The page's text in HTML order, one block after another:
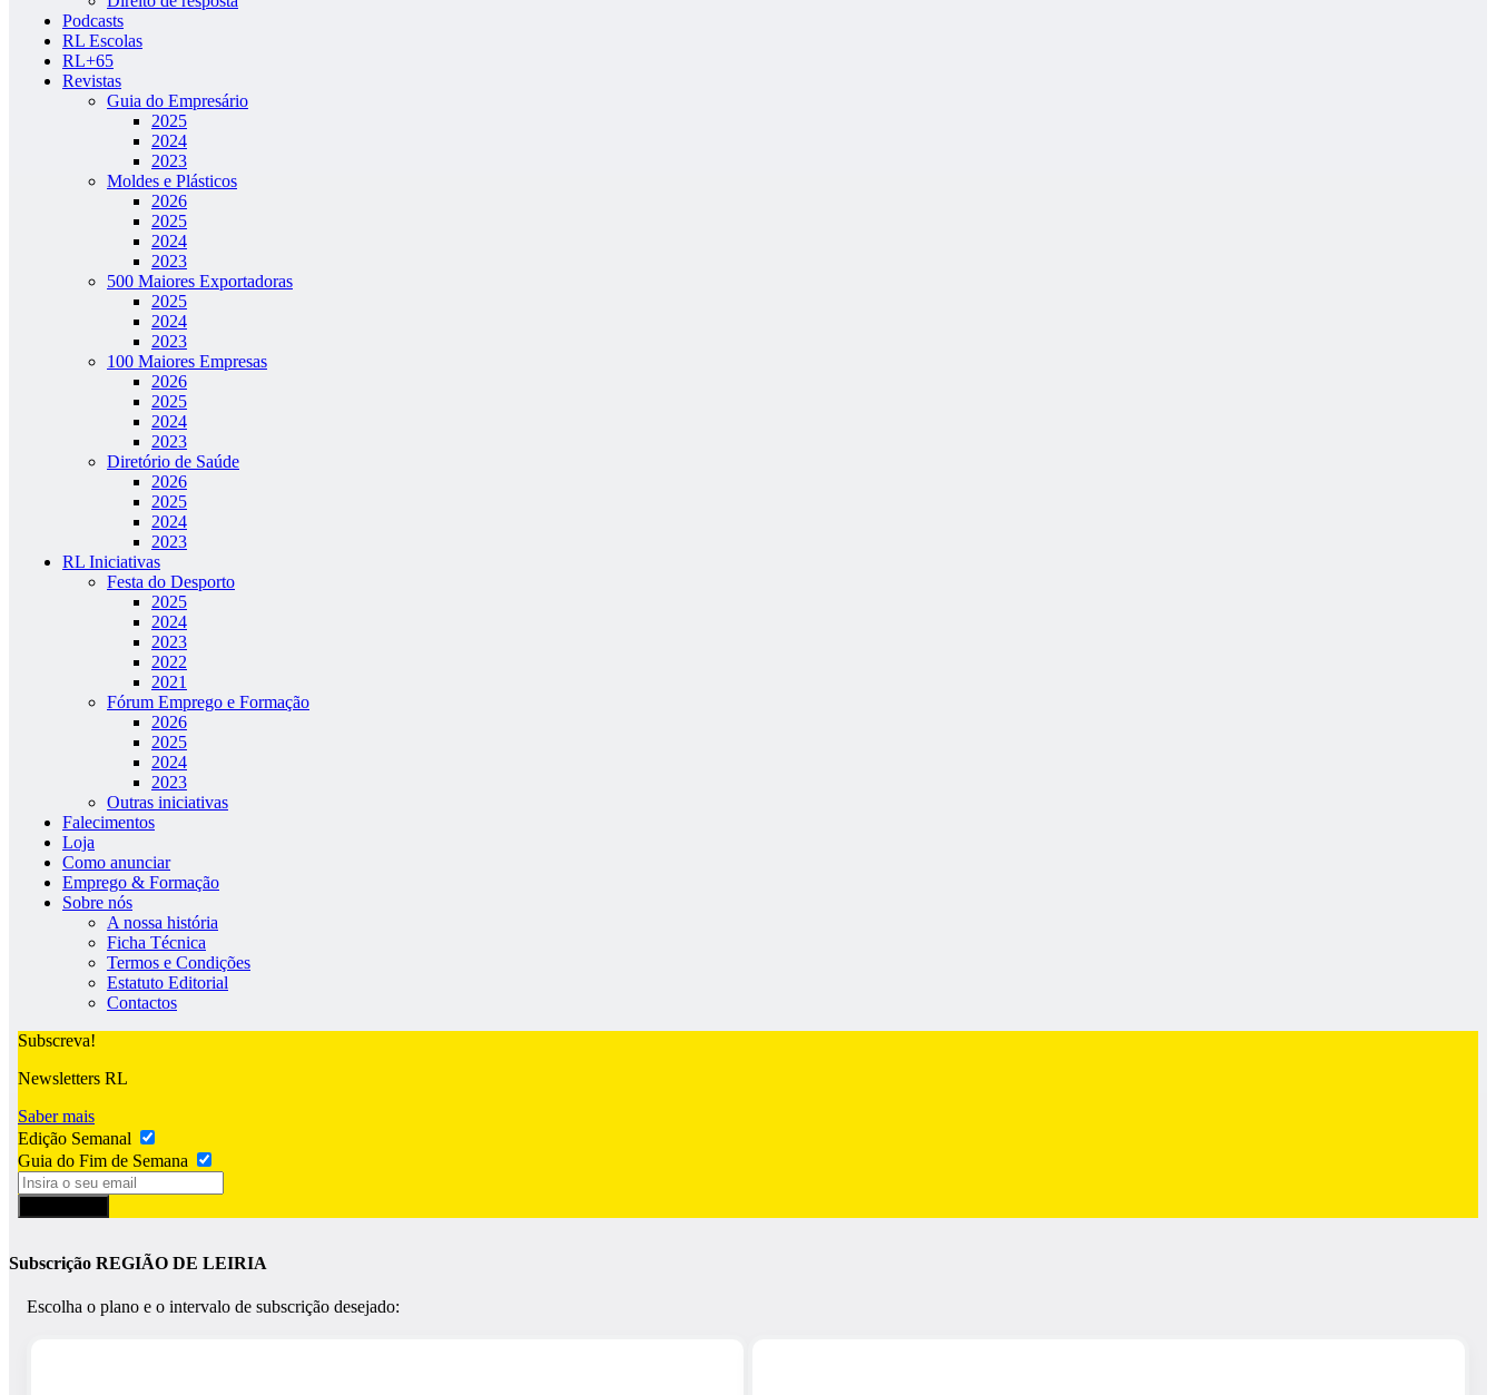
Podcasts
RL Escolas
RL+65
Revistas
Guia do Empresário
2025
2024
2023
Moldes e Plásticos
2026
2025
2024
2023
500 Maiores Exportadoras
2025
2024
2023
100 Maiores Empresas
2026
2025
2024
2023
Diretório de Saúde
2026
2025
2024
2023
RL Iniciativas
Festa do Desporto
2025
2024
2023
2022
2021
Fórum Emprego e Formação
2026
2025
2024
2023
Outras iniciativas
Falecimentos
Loja
Como anunciar
Emprego & Formação
Sobre nós
A nossa história
Ficha Técnica
Termos e Condições
Estatuto Editorial
Contactos
Subscreva!
Newsletters RL
Saber mais
Edição Semanal
Guia do Fim de Semana
Subscrição REGIÃO DE LEIRIA
Escolha o plano e o intervalo de subscrição desejado: